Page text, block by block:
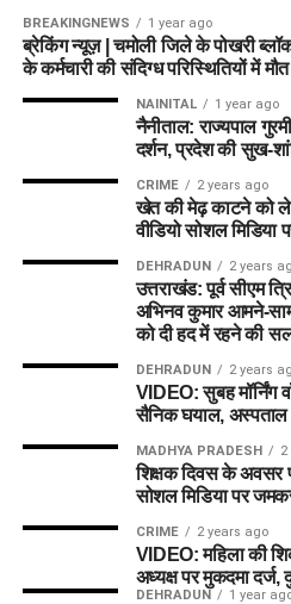
BREAKINGNEWS 1 year ago
ब्रेकिंग न्यूज़ | चमोली जिले के पोखरी ब्लॉक
के कर्मचारी की संदिग्ध परिस्थितियों में
NAINITAL 1 year ago
नैनीताल: राज्यपाल
दर्शन, प्रदेश की सुख-
CRIME 2 years ago
खेत की मेढ़ काटने को
वीडियो सोशल
DEHRADUN 2 years
उत्तराखंड: पूर्व सीएम
अभिनव कुमार आमने-
को दी हद में रहने की
DEHRADUN 2 years
VIDEO: सुबह मॉर्निंग
सैनिक घयाल, अस्पताल
MADHYA PRADESH 2
शिक्षक दिवस के अवसर
सोशल मिडिया पर
CRIME 2 years ago
VIDEO: महिला की
अध्यक्ष पर मुकदमा दर्ज,
DEHRADUN 1 year